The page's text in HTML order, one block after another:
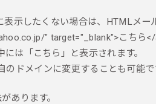
表示したくない場合は、HTMLメ
" target="_blank">こちら
は「こちら」と表示されます。
のドメインに変更することも可能
あります。